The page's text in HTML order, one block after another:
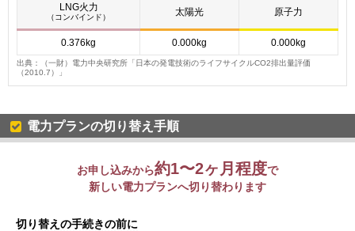
LNG火力
（コンバインド） 太陽光 原子力
0.376kg 0.000kg 0.000kg
出典：（一財）電力中央研究所「日本の発電技術のライフサイクルCO2排出量評価
（2010.7）」
電力プランの切り替え手順
お申し込みから約1〜2ヶ月程度で
新しい電力プランへ切り替わります
切り替えの手続きの前に